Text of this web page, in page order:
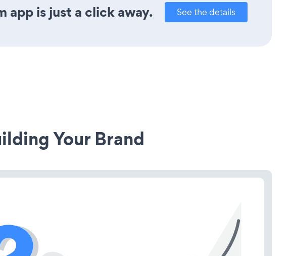
is just a click away. See the details
Your Brand